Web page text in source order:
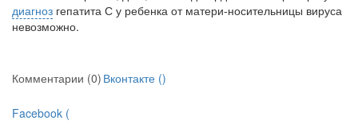
диагноз гепатита С у ребенка от матери-носительницы вируса
невозможно.
Комментарии (0) Вконтакте ()
Facebook (